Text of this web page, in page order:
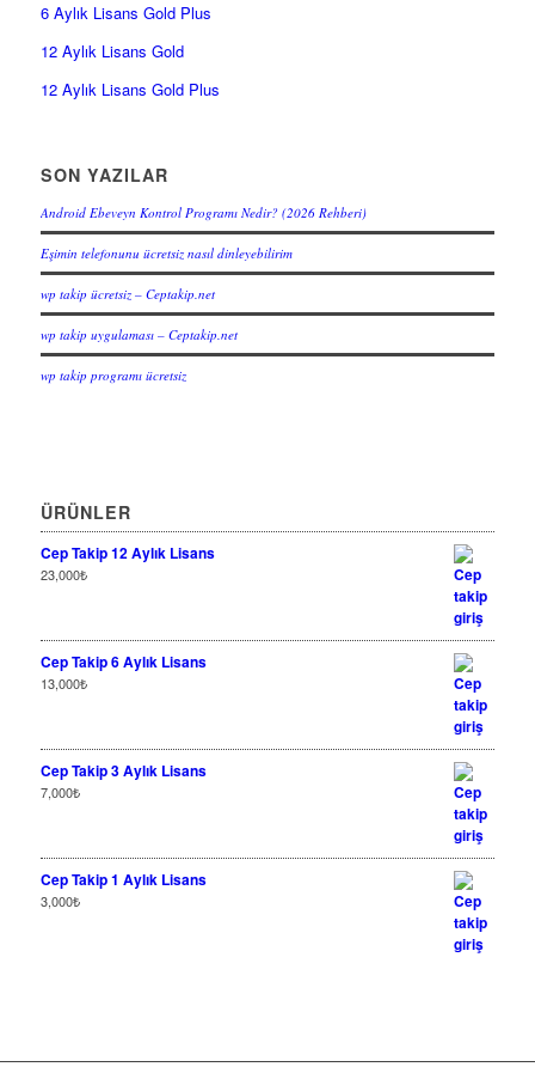
6 Aylık Lisans Gold Plus
12 Aylık Lisans Gold
12 Aylık Lisans Gold Plus
SON YAZILAR
Android Ebeveyn Kontrol Programı Nedir? (2026 Rehberi)
Eşimin telefonunu ücretsiz nasıl dinleyebilirim
wp takip ücretsiz – Ceptakip.net
wp takip uygulaması – Ceptakip.net
wp takip programı ücretsiz
ÜRÜNLER
Cep Takip 12 Aylık Lisans
23,000₺
Cep Takip 6 Aylık Lisans
13,000₺
Cep Takip 3 Aylık Lisans
7,000₺
Cep Takip 1 Aylık Lisans
3,000₺